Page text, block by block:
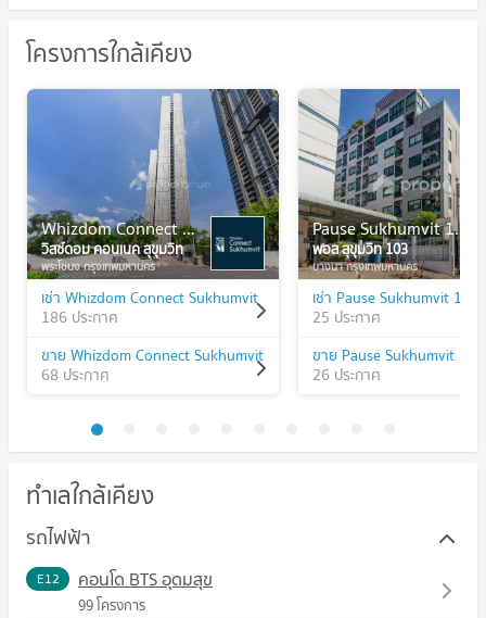
โครงการใกล้เคียง
Whizdom Connect Sukhumvit
วิสซ์ดอม คอนเนค สุขุมวิท
พระโขนง กรุงเทพมหานคร
เช่า Whizdom Connect Sukhumvit
186 ประกาศ
ขาย Whizdom Connect Sukhumvit
68 ประกาศ
Pause Sukhumvit 103
พอส สุขุมวิท 103
บางนา กรุงเทพมหานคร
เช่า Pause Sukhumvit 103
25 ประกาศ
ขาย Pause Sukhumvit 103
26 ประกาศ
ทำเลใกล้เคียง
รถไฟฟ้า
E12 คอนโด BTS อุดมสุข
99 โครงการ